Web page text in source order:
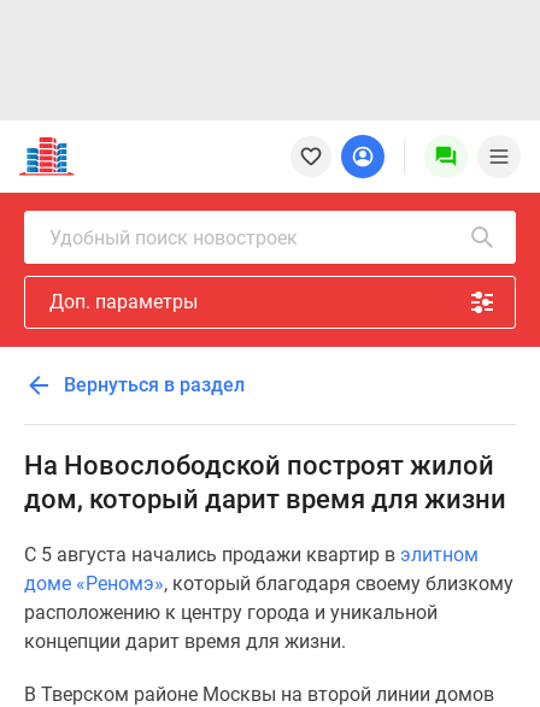
Новостройки
Квартиры
Ипотека
Новостройки
Москвы
Новостройки
Подмосковья
Новостройки
Москвы
Готовые
новостройки
Новостройки
Специальные
предложения
Коммерческие
помещения
Продавцы
Удобный поиск новостроек
Доп. параметры
Вернуться в раздел
На Новослободской построят жилой
дом, который дарит время для жизни
С 5 августа начались продажи квартир в элитном
доме «Реномэ», который благодаря своему близкому
расположению к центру города и уникальной
концепции дарит время для жизни.
В Тверском районе Москвы на второй линии домов